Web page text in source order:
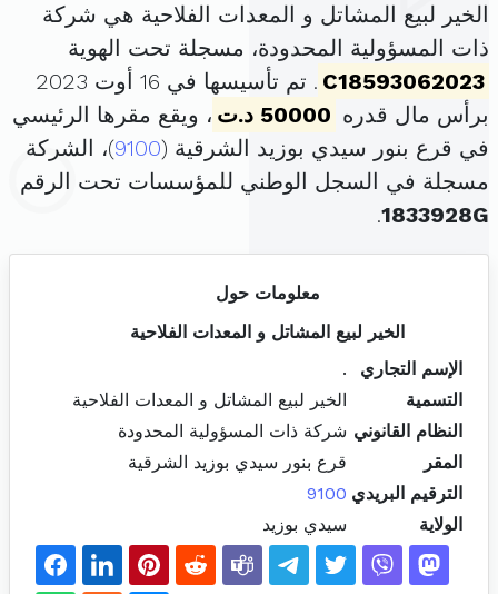
الخير لبيع المشاتل و المعدات الفلاحية هي شركة
ذات المسؤولية المحدودة، مسجلة تحت الهوية
C18593062023
. تم تأسيسها في 16 أوت 2023
برأس مال قدره 50000 د.ت
، ويقع مقرها الرئيسي
في قرع بنور سيدي بوزيد الشرقية (9100)، الشركة
مسجلة في السجل الوطني للمؤسسات تحت الرقم
1833928G
.
معلومات حول
الخير لبيع المشاتل و المعدات الفلاحية
الإسم التجاري
.
التسمية
الخير لبيع المشاتل و المعدات الفلاحية
النظام القانوني شركة ذات المسؤولية المحدودة
المقر
قرع بنور سيدي بوزيد الشرقية
الترقيم البريدي 9100
الولاية
سيدي بوزيد